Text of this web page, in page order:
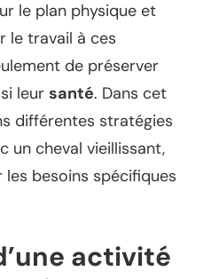
le plan physique et
le travail à ces
de préserver
leur santé. Dans cet
différentes stratégies
un cheval vieillissant,
besoins spécifiques
activité